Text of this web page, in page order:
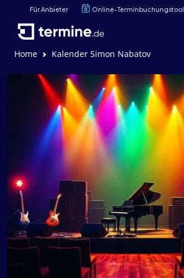
Für Anbieter Online-Terminbuchungstool
Home Kalender Simon Nabatov